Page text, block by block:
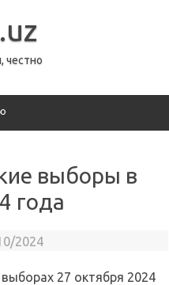
честно
выборы в
года
2024
27 октября 2024